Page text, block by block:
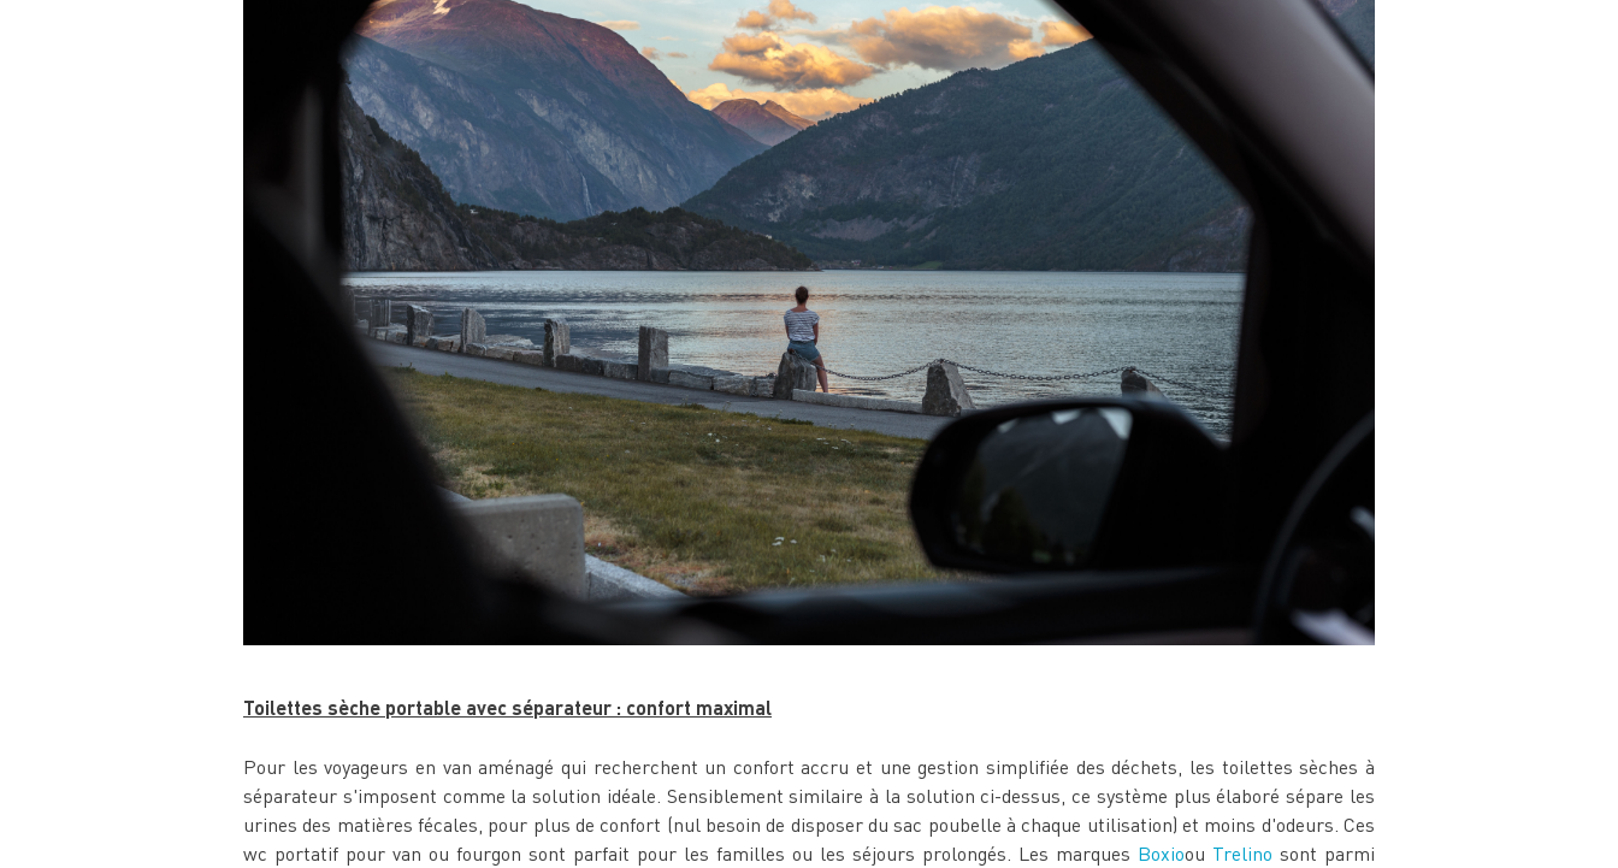
Toilettes sèche portable avec séparateur : confort maximal
Pour les voyageurs en van aménagé qui recherchent un confort accru et une gestion simplifiée des déchets, les toilettes sèches à
séparateur s'imposent comme la solution idéale. Sensiblement similaire à la solution ci-dessus, ce système plus élaboré sépare les
urines des matières fécales, pour plus de confort (nul besoin de disposer du sac poubelle à chaque utilisation) et moins d'odeurs. Ces
wc portatif pour van ou fourgon sont parfait pour les familles ou les séjours prolongés. Les marques Boxioou Trelino sont parmi